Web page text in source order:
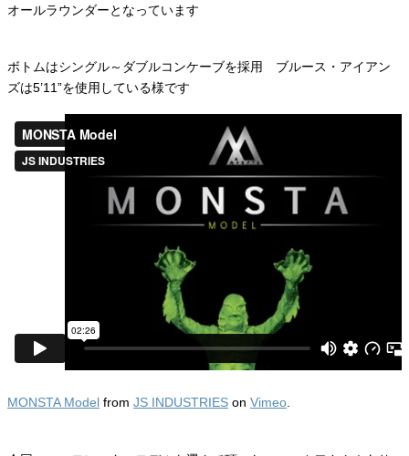
オールラウンダーとなっています
ボトムはシングル～ダブルコンケーブを採用 ブルース・アイアン
ズは5’11”を使用している様です
MONSTA Model from JS INDUSTRIES on Vimeo